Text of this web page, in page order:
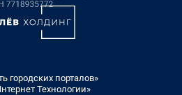
городских порталов»
Технологии»